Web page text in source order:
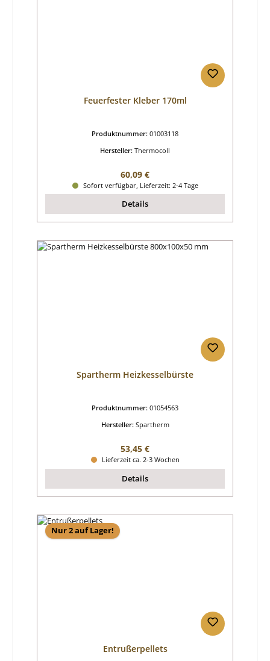
Feuerfester Kleber 170ml
Produktnummer: 01003118
Hersteller: Thermocoll
Regulärer Preis:
60,09 €
Sofort verfügbar, Lieferzeit: 2-4 Tage
Details
Spartherm Heizkesselbürste
Produktnummer: 01054563
Hersteller: Spartherm
Regulärer Preis:
53,45 €
Lieferzeit ca. 2-3 Wochen
Details
Nur 2 auf Lager!
Entrußerpellets